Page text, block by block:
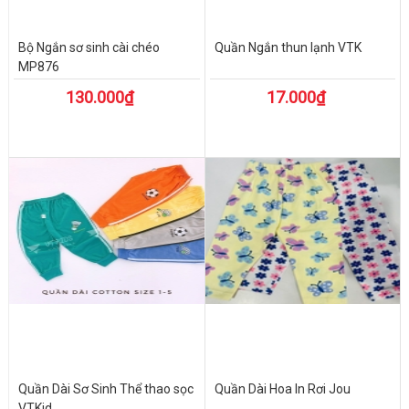
Bộ Ngắn sơ sinh cài chéo
MP876
130.000₫
Quần Ngắn thun lạnh VTK
17.000₫
Quần Dài Sơ Sinh Thể thao sọc
Quần Dài Hoa In Rơi Jou